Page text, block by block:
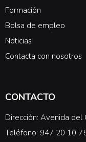
Formación
Bolsa de empleo
Noticias
Contacta con nosotros
CONTACTO
Dirección: Avenida
Teléfono: 947 20 10